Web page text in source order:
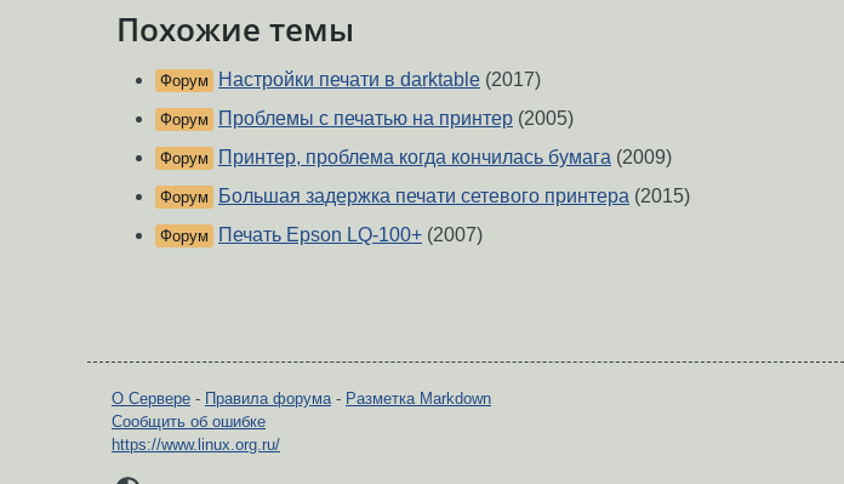
Похожие темы
Форум Настройки печати в darktable (2017)
Форум Проблемы с печатью на принтер (2005)
Форум Принтер, проблема когда кончилась бумага (2009)
Форум Большая задержка печати сетевого принтера (2015)
Форум Печать Epson LQ-100+ (2007)
О Сервере - Правила форума- Разметка Markdown
Сообщить об ошибке
https://www.linux.org.ru/